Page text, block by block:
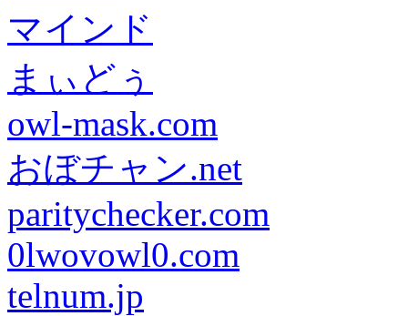
マインド
まぃどぅ
owl-mask.com
おぼチャン.net
paritychecker.com
0lwovowl0.com
telnum.jp